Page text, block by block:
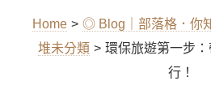
Home > ◎ Blog｜部落格．你
堆未分類 > 環保旅遊第一步
行！